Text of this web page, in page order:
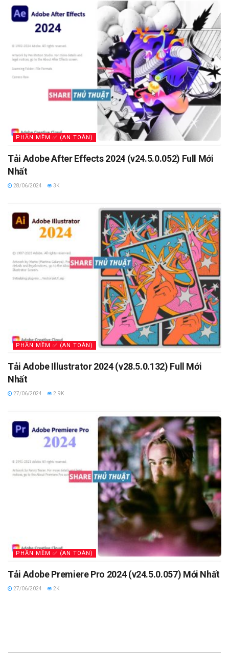
PHẦN MỀM ✅ (AN TOÀN)
Tải Adobe After Effects 2024 (v24.5.0.052) Full Mới
Nhất
28/06/2024 3K
PHẦN MỀM ✅ (AN TOÀN)
Tải Adobe Illustrator 2024 (v28.5.0.132) Full Mới
Nhất
27/06/2024 2.9K
PHẦN MỀM ✅ (AN TOÀN)
Tải Adobe Premiere Pro 2024 (v24.5.0.057) Mới Nhất
27/06/2024 2K